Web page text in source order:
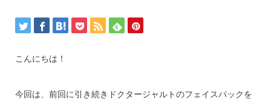
こんにちは！
今回は、前回に引き続きドクタージャルトのフェイスパックを